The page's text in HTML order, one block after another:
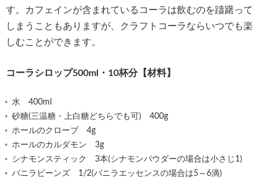
す。カフェインが含まれているコーラは飲むのを躊躇って
しまうこともありますが、クラフトコーラならいつでも楽
しむことができます。
コーラシロップ500ml・10杯分【材料】
水 400ml
砂糖(三温糖・上白糖どちらでも可) 400g
ホールのクローブ 4g
ホールのカルダモン 3g
シナモンスティック 3本(シナモンパウダーの場合は小さじ1)
バニラビーンズ 1/2(バニラエッセンスの場合は5～6滴)